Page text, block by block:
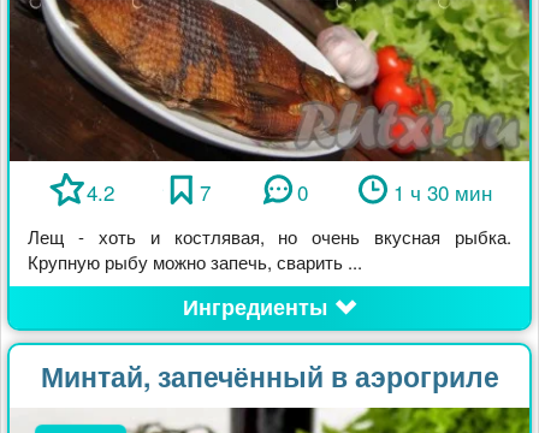
4.2 7 0 1 ч 30 мин
Лещ - хоть и костлявая, но очень вкусная рыбка.
Крупную рыбу можно запечь, сварить ...
Ингредиенты
Минтай, запечённый в аэрогриле